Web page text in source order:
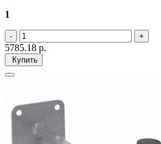
1
5785.18 р.
Купить